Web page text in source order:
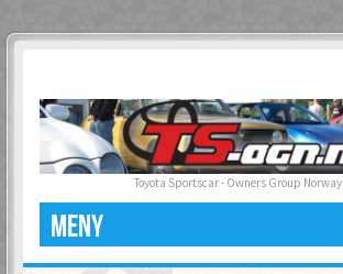
Toyota Sportscar - Owners Group Norway
MENY